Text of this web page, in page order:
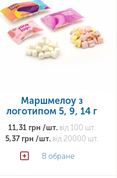
Маршмелоу з
логотипом 5, 9, 14 г
11,31 грн /шт.від 100 шт.
5,37 грн /шт.від 20000 шт.
В обране